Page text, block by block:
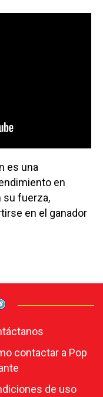
es una
en
su fuerza,
en el ganador
contactar a Pop
de uso